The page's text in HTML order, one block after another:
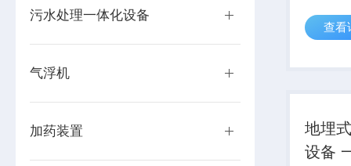
污水处理一体化设备
气浮机
加药装置
和类似
查看
地埋
设备